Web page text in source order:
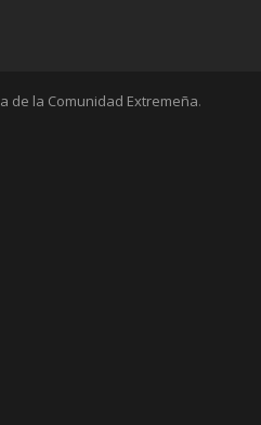
de la Comunidad Extremeña.